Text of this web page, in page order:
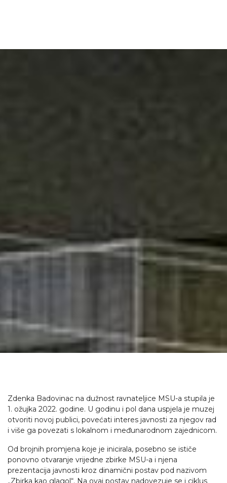
Zdenka Badovinac na dužnost ravnateljice MSU-a stupila je
1. ožujka 2022. godine. U godinu i pol dana uspjela je muzej
otvoriti novoj publici, povećati interes javnosti za njegov rad
i više ga povezati s lokalnom i međunarodnom zajednicom.
Od brojnih promjena koje je inicirala, posebno se ističe
ponovno otvaranje vrijedne zbirke MSU-a i njena
prezentacija javnosti kroz dinamični postav pod nazivom
„Zbirka kao glagol“. Na ovaj postav nadovezuje se i ciklus